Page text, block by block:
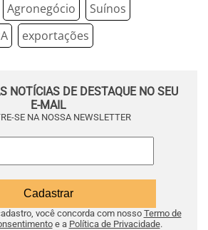
Agronegócio
Suínos
exportações
NOTÍCIAS DE DESTAQUE NO SEU
E-MAIL
SE NA NOSSA NEWSLETTER
você concorda com nosso Termo de
e a Política de Privacidade.